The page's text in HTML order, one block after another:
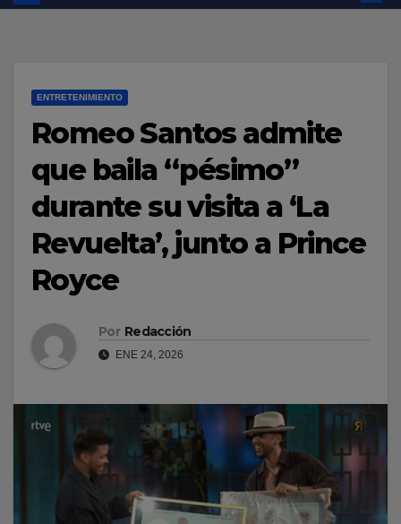
ENTRETENIMIENTO
Romeo Santos admite
que baila “pésimo”
durante su visita a ‘La
Revuelta’, junto a Prince
Royce
Por Redacción
ENE 24, 2026